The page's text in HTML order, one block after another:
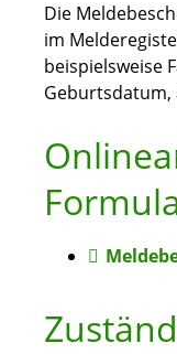
Die
im
beispielsweise
Geburtsdatum,